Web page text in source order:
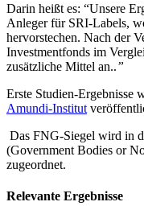
Darin heißt es: “Unsere
Anleger für SRI-Labels,
hervorstechen. Nach der
Investmentfonds im
zusätzliche Mittel an..”
Erste Studien-Ergebnisse
Amundi-Institut
Das FNG-Siegel wird in
(Government Bodies or
zugeordnet.
Relevante Ergebnisse